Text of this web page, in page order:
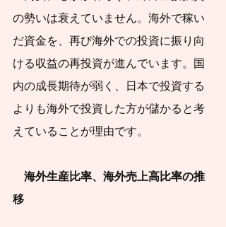
らし方・働き方と、
そのような暮らし
方・働き方に調和的
な資産形成・資産運
用が必要となりま
す。人口減社会の資
やるべきことと、将
の勢いは衰えていません。海外で稼い
だ資金を、再び海外での投資に振り向
ける収益の再投資が進んでいます。国
内の成長期待が弱く、日本で投資する
よりも海外で投資した方が儲かると考
えていることが理由です。
海外生産比率、海外売上高比率の推
移